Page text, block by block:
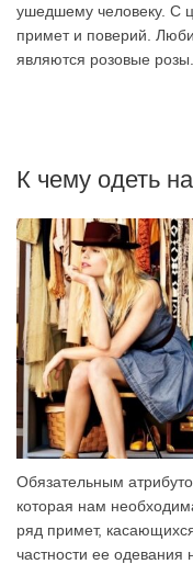
ушедшему человеку. С
примет и поверий.
являются розовые
К чему одеть
Обязательным
которая нам
ряд примет,
частности ее одевания